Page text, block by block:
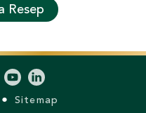
Resep
Sitemap